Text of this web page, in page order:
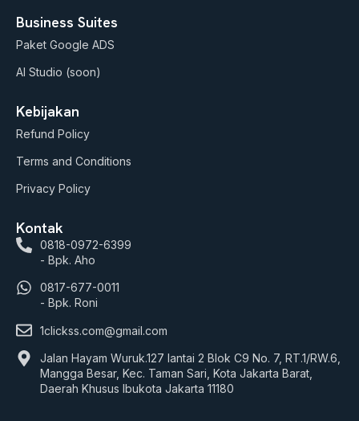
Business Suites
Paket Google ADS
AI Studio (soon)
Kebijakan
Refund Policy
Terms and Conditions
Privacy Policy
Kontak
0818-0972-6399
- Bpk. Aho
0817-677-0011
- Bpk. Roni
1clickss.com@gmail.com
Jalan Hayam Wuruk.127 lantai 2 Blok C9 No. 7, RT.1/RW.6,
Mangga Besar, Kec. Taman Sari, Kota Jakarta Barat,
Daerah Khusus Ibukota Jakarta 11180